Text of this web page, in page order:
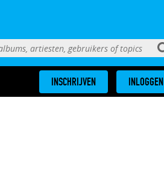
INSCHRIJVEN INLOGGEN